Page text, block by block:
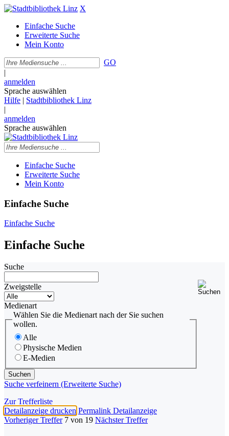
X
Einfache Suche
Erweiterte Suche
Mein Konto
GO
|
anmelden
Sprache auswählen
Hilfe | Stadtbibliothek Linz
|
anmelden
Sprache auswählen
Einfache Suche
Erweiterte Suche
Mein Konto
Einfache Suche
Einfache Suche
Einfache Suche
Suche
Zweigstelle
Medienart
Wählen Sie die Medienart nach der Sie suchen
wollen.
Alle
Physische Medien
E-Medien
Suche verfeinern (Erweiterte Suche)
Zur Trefferliste
Detailanzeige drucken Permalink Detailanzeige
Vorheriger Treffer 7 von 19 Nächster Treffer